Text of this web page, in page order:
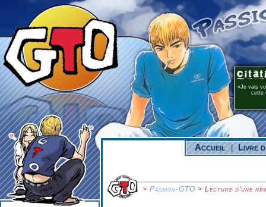
Je vais
cette
Accueil | Livre
> Passion-GTO > Lecture d'une